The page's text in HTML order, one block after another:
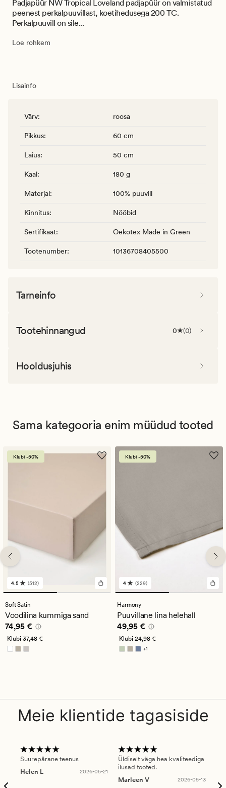
Padjapüür NW Tropical Loveland padjapüür on valmistatud
peenest perkalpuuvillast, koetihedusega 200 TC.
Perkalpuuvill on sile...
Loe rohkem
Lisainfo
Värv: roosa
Pikkus: 60 cm
Laius: 50 cm
Kaal: 180 g
Materjal: 100% puuvill
Kinnitus: Nööbid
Sertifikaat: Oekotex Made in Green
Tootenumber: 10136708405500
Tarneinfo
Tootehinnangud 0 (0)
Hooldusjuhis
Sama kategooria enim müüdud tooted
Klubi -50%
512
arvustust
keskmise
hinnanguga
4.5
4.5 (512)
Soft Satin
Voodilina kummiga sand
Pris_ee 74,95 €
74,95 €
Klubi 37,48 €
Klubi -50%
229
arvustust
keskmise
hinnanguga
4
4 (229)
Harmony
Puuvillane lina helehall
Pris_ee 49,95 €
49,95 €
Klubi 24,98 €
+1
Saadaval rohkemates värvitoonides
Meie klientide tagasiside
Suurepärane teenus
Helen L
2026-05-21
Üldiselt väga hea kvaliteediga
ilusad tooted.
Marleen V
2026-05-13